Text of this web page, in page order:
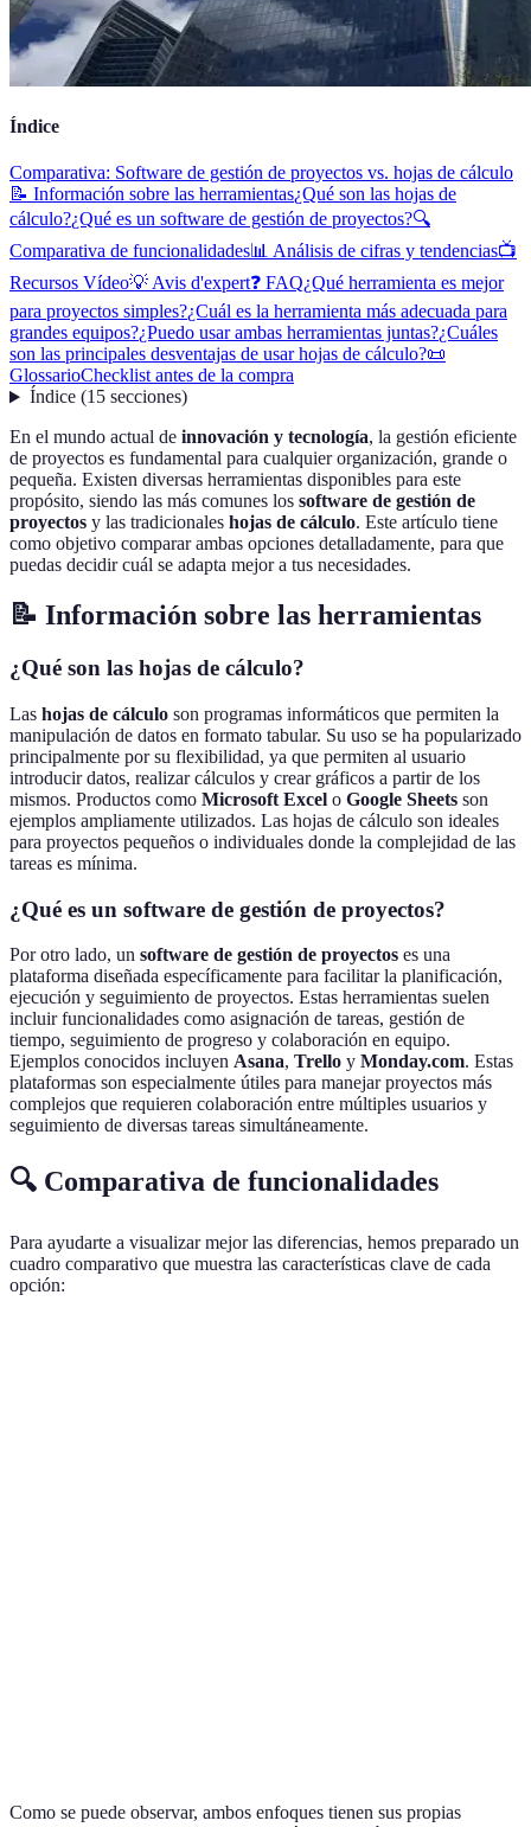
Índice
Comparativa: Software de gestión de proyectos vs. hojas de cálculo
📝 Información sobre las herramientas¿Qué son las hojas de
cálculo?¿Qué es un software de gestión de proyectos?🔍
Comparativa de funcionalidades📊 Análisis de cifras y tendencias📺
Recursos Vídeo💡 Avis d'expert❓ FAQ¿Qué herramienta es mejor
para proyectos simples?¿Cuál es la herramienta más adecuada para
grandes equipos?¿Puedo usar ambas herramientas juntas?¿Cuáles
son las principales desventajas de usar hojas de cálculo?📜
GlossarioChecklist antes de la compra
Índice(15 secciones)
En el mundo actual de innovación y tecnología, la gestión eficiente
de proyectos es fundamental para cualquier organización, grande o
pequeña. Existen diversas herramientas disponibles para este
propósito, siendo las más comunes los software de gestión de
proyectos y las tradicionales hojas de cálculo. Este artículo tiene
como objetivo comparar ambas opciones detalladamente, para que
puedas decidir cuál se adapta mejor a tus necesidades.
📝 Información sobre las herramientas
¿Qué son las hojas de cálculo?
Las hojas de cálculo son programas informáticos que permiten la
manipulación de datos en formato tabular. Su uso se ha popularizado
principalmente por su flexibilidad, ya que permiten al usuario
introducir datos, realizar cálculos y crear gráficos a partir de los
mismos. Productos como Microsoft Excel o Google Sheets son
ejemplos ampliamente utilizados. Las hojas de cálculo son ideales
para proyectos pequeños o individuales donde la complejidad de las
tareas es mínima.
¿Qué es un software de gestión de proyectos?
Por otro lado, un software de gestión de proyectos es una
plataforma diseñada específicamente para facilitar la planificación,
ejecución y seguimiento de proyectos. Estas herramientas suelen
incluir funcionalidades como asignación de tareas, gestión de
tiempo, seguimiento de progreso y colaboración en equipo.
Ejemplos conocidos incluyen Asana, Trello y Monday.com. Estas
plataformas son especialmente útiles para manejar proyectos más
complejos que requieren colaboración entre múltiples usuarios y
seguimiento de diversas tareas simultáneamente.
🔍 Comparativa de funcionalidades
Para ayudarte a visualizar mejor las diferencias, hemos preparado un
cuadro comparativo que muestra las características clave de cada
opción:
Como se puede observar, ambos enfoques tienen sus propias